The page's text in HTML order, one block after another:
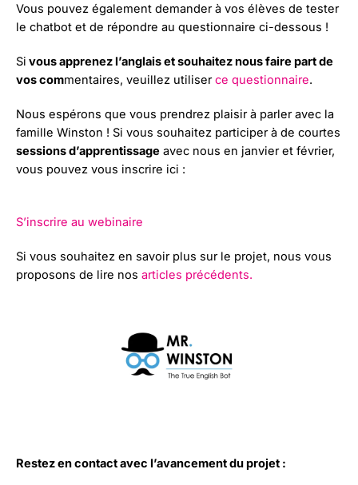
Vous pouvez également demander à vos élèves de tester
le chatbot et de répondre au questionnaire ci-dessous !
Si vous apprenez l’anglais et souhaitez nous faire part de
vos commentaires, veuillez utiliserce questionnaire.
Nous espérons que vous prendrez plaisir à parler avec la
famille Winston ! Si vous souhaitez participer à de courtes
sessions d’apprentissage avec nous en janvier et février,
vous pouvez vous inscrire ici :
S’inscrire au webinaire
Si vous souhaitez en savoir plus sur le projet, nous vous
proposons de lire nos articles précédents.
Restez en contact avec l’avancement du projet :